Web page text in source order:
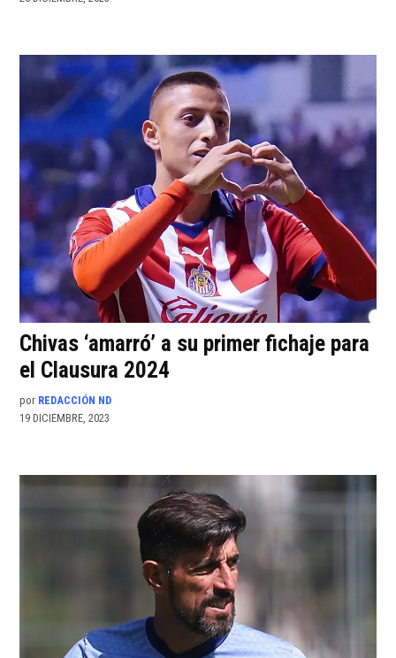
Chivas ‘amarró’ a su primer fichaje para
el Clausura 2024
por REDACCIÓN ND
19 DICIEMBRE, 2023